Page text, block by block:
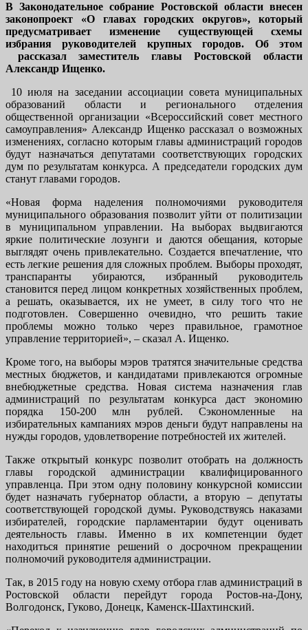
В Законодательное собрание Ростовской области внесен
законопроект «О главах городских округов», который
предусматривает изменение существующей схемы
избрания руководителей крупных городов. Об этом
рассказал заместитель главы Ростовской области
Александр Ищенко.
10 июля на заседании ассоциации совета муниципальных
образований области и регионального отделения
общественной организации «Всероссийский совет местного
самоуправления» Александр Ищенко рассказал о возможных
изменениях, согласно которым главы администраций городов
будут назначаться депутатами соответствующих городских
дум по результатам конкурса. А председатели городских дум
станут главами городов.
«Новая форма наделения полномочиями руководителя
муниципального образования позволит уйти от политизации
в муниципальном управлении. На выборах выдвигаются
яркие политические лозунги и даются обещания, которые
выглядят очень привлекательно. Создается впечатление, что
есть легкие решения для сложных проблем. Выборы проходят,
транспаранты убираются, избранный руководитель
становится перед лицом конкретных хозяйственных проблем,
а решать, оказывается, их не умеет, в силу того что не
подготовлен. Совершенно очевидно, что решить такие
проблемы можно только через правильное, грамотное
управление территорией», – сказал А. Ищенко.
Кроме того, на выборы мэров тратятся значительные средства
местных бюджетов, и кандидатами привлекаются огромные
внебюджетные средства. Новая система назначения глав
администраций по результатам конкурса даст экономию
порядка 150-200 млн рублей. Сэкономленные на
избирательных кампаниях мэров деньги будут направлены на
нужды городов, удовлетворение потребностей их жителей.
Также открытый конкурс позволит отобрать на должность
главы городской администрации квалифицированного
управленца. При этом одну половину конкурсной комиссии
будет назначать губернатор области, а вторую – депутаты
соответствующей городской думы. Руководствуясь наказами
избирателей, городские парламентарии будут оценивать
деятельность главы. Именно в их компетенции будет
находиться принятие решений о досрочном прекращении
полномочий руководителя администрации.
Так, в 2015 году на новую схему отбора глав администраций в
Ростовской области перейдут города Ростов-на-Дону,
Волгодонск, Гуково, Донецк, Каменск-Шахтинский.